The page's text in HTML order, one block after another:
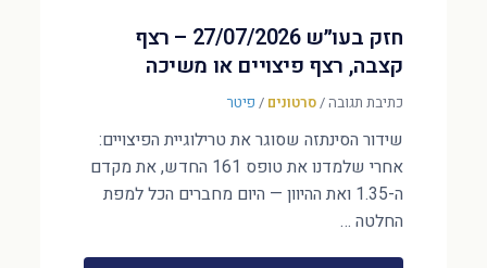
חזק בעו״ש 27/07/2026 – רצף
קצבה, רצף פיצויים או משיכה
כתיבת תגובה/סרטונים / פיטר
שידור הסינתזה שסוגר את טרילוגיית הפיצויים:
אחרי שלמדנו את טופס 161 החדש, את מקדם
ה-1.35 ואת ההיוון — היום מחברים הכל למפת
החלטה …